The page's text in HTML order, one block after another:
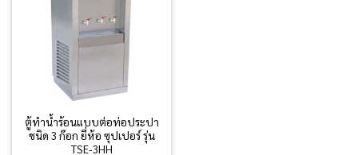
ตู้ทำน้ำร้อนแบบต่อท่อประปา
ชนิด 3 ก๊อก ยี่ห้อ ซุปเปอร์ รุ่น
TSE-3HH